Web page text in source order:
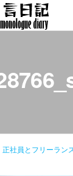
正社員とフリーラン